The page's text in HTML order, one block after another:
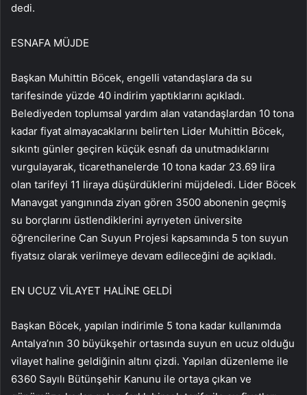
dedi.
ESNAFA MÜJDE
Başkan Muhittin Böcek, engelli vatandaşlara da su
tarifesinde yüzde 40 indirim yaptıklarını açıkladı.
Belediyeden toplumsal yardım alan vatandaşlardan 10 tona
kadar fiyat almayacaklarını belirten Lider Muhittin Böcek,
sıkıntı günler geçiren küçük esnafı da unutmadıklarını
vurgulayarak, ticarethanelerde 10 tona kadar 23.69 lira
olan tarifeyi 11 liraya düşürdüklerini müjdeledi. Lider Böcek
Manavgat yangınında ziyan gören 3500 abonenin geçmiş
su borçlarını üstlendiklerini ayrıyeten üniversite
öğrencilerine Can Suyun Projesi kapsamında 5 ton suyun
fiyatsız olarak verilmeye devam edileceğini de açıkladı.
EN UCUZ VİLAYET HALİNE GELDİ
Başkan Böcek, yapılan indirimle 5 tona kadar kullanımda
Antalya’nın 30 büyükşehir ortasında suyun en ucuz olduğu
vilayet haline geldiğinin altını çizdi. Yapılan düzenleme ile
6360 Sayılı Bütünşehir Kanunu ile ortaya çıkan ve